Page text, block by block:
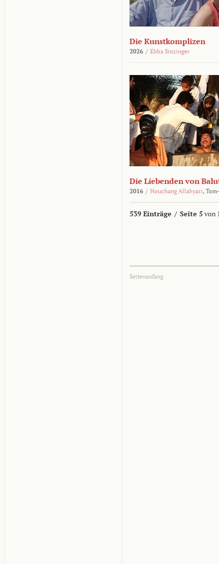
Die Kunstkomplizen
2026 / Ebba Sinzinger
Die Liebenden von
2016 / Houchang Allahyari,
539 Einträge / Seite 5 von
Seitenanfang